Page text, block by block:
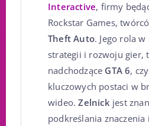
Interactive, firmy
Rockstar Games,
Theft Auto. Jego rola
strategii i rozwoju gier,
nadchodzące GTA 6,
kluczowych postaci w
wideo.Zelnickjest
podkreślania